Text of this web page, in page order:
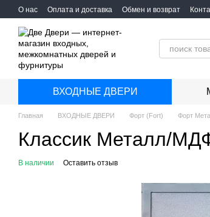
Перейти к основному контенту
О нас Оплата и доставка Обмен и возврат
ВХОДНЫЕ ДВЕРИ
Главная ВХОДНЫЕ ДВЕРИ Форт (Fort) Форт
Классик Металл/
В наличии Оставить отзыв